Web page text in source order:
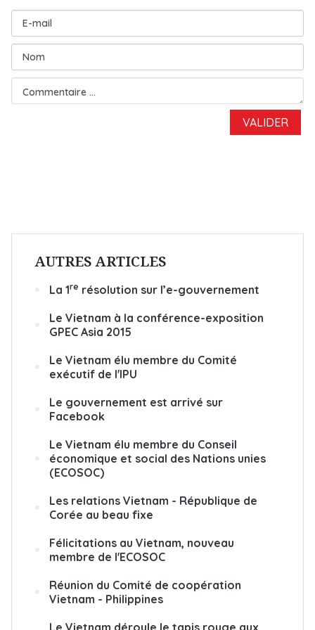
AUTRES ARTICLES
La 1re résolution sur l’e-gouvernement
Le Vietnam à la conférence-exposition
GPEC Asia 2015
Le Vietnam élu membre du Comité
exécutif de l'IPU
Le gouvernement est arrivé sur
Facebook
Le Vietnam élu membre du Conseil
économique et social des Nations unies
(ECOSOC)
Les relations Vietnam - République de
Corée au beau fixe
Félicitations au Vietnam, nouveau
membre de l'ECOSOC
Réunion du Comité de coopération
Vietnam - Philippines
Le Vietnam déroule le tapis rouge aux